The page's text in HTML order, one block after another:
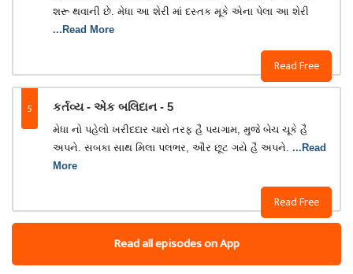
Read Free
શરૂ થવાની છે. મેધા આ શેરી માં દસ્તક મૂકે એના પેલા આ શેરી
...Read More
5 કર્તવ્ય - એક બલિદાન - 5
Read Free
મેધા નો પહેલો ખરીદદાર ચારો તરફ હૈ પયગામ, મુજે બેચ ચૂકે હૈ
અપને. સબકા સાથ મિલા પલભર, ઔર છૂટ ગયે હૈ અપને. ...Read
More
Read all episodes on App